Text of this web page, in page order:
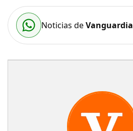
Noticias deVanguardia